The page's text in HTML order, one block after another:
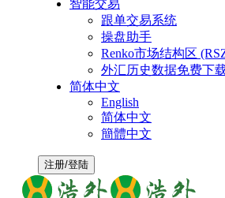
智能交易
跟单交易系统
操盘助手
Renko市场结构区
外汇历史数据免费下
简体中文
English
简体中文
簡體中文
注册/登陆